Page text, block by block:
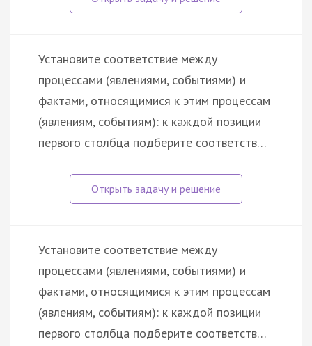
Установите соответствие между
процессами (явлениями, событиями) и
фактами, относящимися к этим процессам
(явлениям, событиям): к каждой позиции
первого столбца подберите соответств…
Установите соответствие между
процессами (явлениями, событиями) и
фактами, относящимися к этим процессам
(явлениям, событиям): к каждой позиции
первого столбца подберите соответств…